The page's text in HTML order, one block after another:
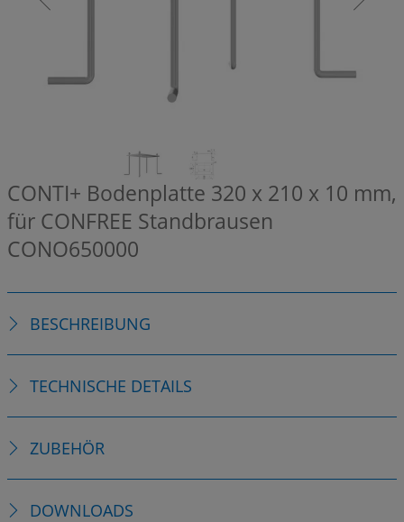
CONTI+ Bodenplatte 320 x 210 x 10 mm,
für CONFREE Standbrausen
CONO650000
BESCHREIBUNG
TECHNISCHE DETAILS
ZUBEHÖR
DOWNLOADS